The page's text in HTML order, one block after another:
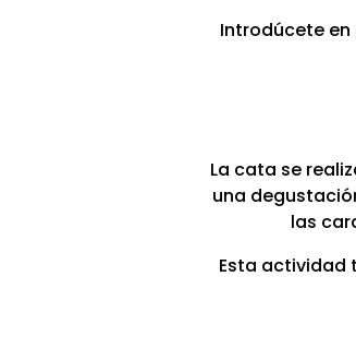
Introdúcete
La cata se
una
las
Esta actividad